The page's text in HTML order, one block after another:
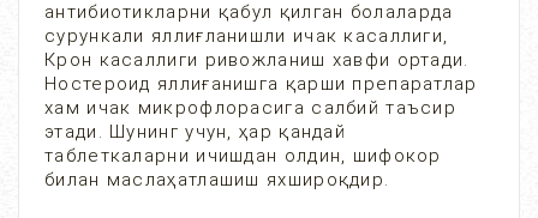
антибиотикларни қабул қилган болаларда
сурункали яллиғланишли ичак касаллиги,
Крон касаллиги ривожланиш хавфи ортади.
Ностероид яллиғанишга қарши препаратлар
хам ичак микрофлорасига салбий таъсир
этади. Шунинг учун, ҳар қандай
таблеткаларни ичишдан олдин, шифокор
билан маслаҳатлашиш яхшироқдир.